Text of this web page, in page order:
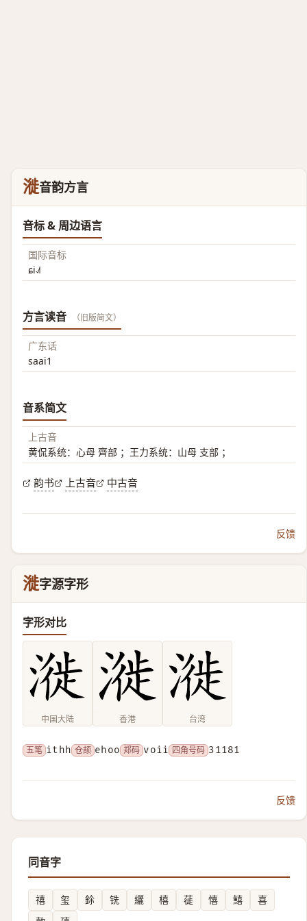
漇音韵方言
音标 & 周边语言
国际音标
ɕi˨˩˦
方言读音 （旧版简文）
广东话
saai1
音系简文
上古音
黄侃系统：心母 齊部 ；王力系统：山母 支部 ；
韵书 上古音 中古音
反馈
漇字源字形
字形对比
中国大陆 香港 台湾
五笔 ithh 仓颉 ehoo 郑码 voii 四角号码 31181
反馈
同音字
禧 玺 鉩 铣 纚 橲 蓰 憘 鱚
喜